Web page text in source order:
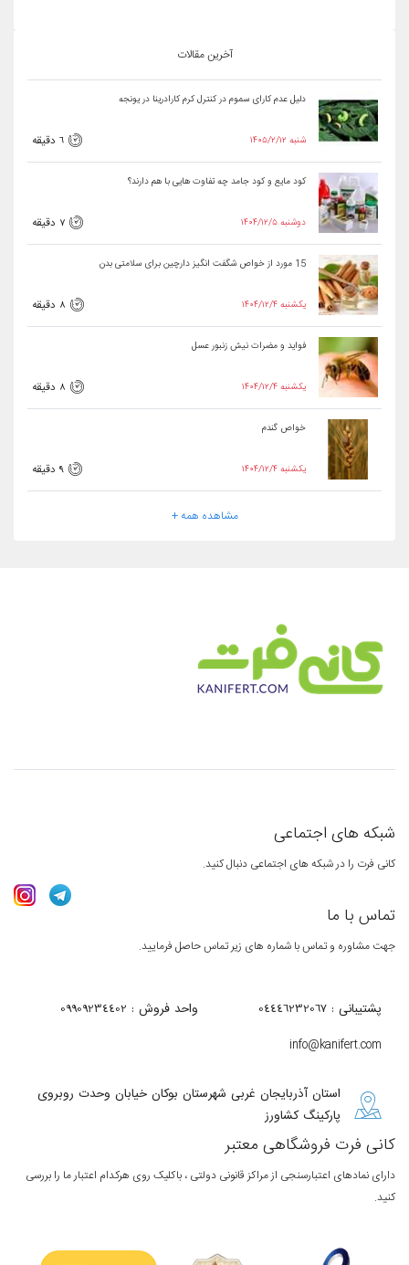
آخرین مقالات
دلیل عدم کارای سموم در کنترل کرم کارادرینا در یونجه
۱۴۰۵/۲/۱۲ شنبه 6 دقیقه
کود مایع و کود جامد چه تفاوت هایی با هم دارند؟
۱۴۰۴/۱۲/۵ دوشنبه 7 دقیقه
15 مورد از خواص شگفت انگیز دارچین برای سلامتی بدن
۱۴۰۴/۱۲/۴ یکشنبه 8 دقیقه
فواید و مضرات نیش زنبور عسل
۱۴۰۴/۱۲/۴ یکشنبه 8 دقیقه
خواص گندم
۱۴۰۴/۱۲/۴ یکشنبه 9 دقیقه
مشاهده همه +
شبکه های اجتماعی
کانی فرت را در شبکه های اجتماعی دنبال کنید.
تماس با ما
جهت مشاوره و تماس با شماره های زیر تماس حاصل فرمایید.
پشتیبانی : 04446232067 واحد فروش : 09909234402
info@kanifert.com
استان آذربایجان غربی شهرستان بوکان خیابان وحدت روبروی
پارکینگ کشاورز
کانی فرت فروشگاهی معتبر
دارای نمادهای اعتبارسنجی از مراکز قانونی دولتی ، باکلیک روی هرکدام اعتبار ما را بررسی
کنید.